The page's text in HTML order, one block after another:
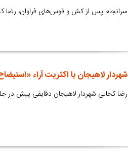
سرانجام پس از کش و قوس‌های فراوان، رضا
شهردار لاهیجان با اکثریت آراء
رضا کحالی شهردار لاهیجان دقایقی پیش در